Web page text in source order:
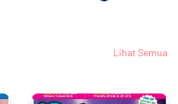
Lihat Semua